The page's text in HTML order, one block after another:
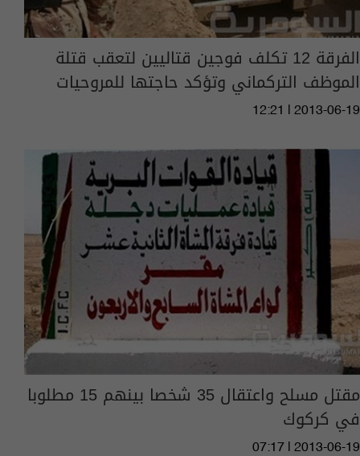
الفرقة 12 تكلف فوجين قتاليين لتعقب قتلة
الموظف التركماني وتؤكد حاجتها للمروحيات
12:21 | 2013-06-19
مقتل مسلح واعتقال 35 شخصا بينهم 15 مطلوبا
في كركوك
07:17 | 2013-06-19